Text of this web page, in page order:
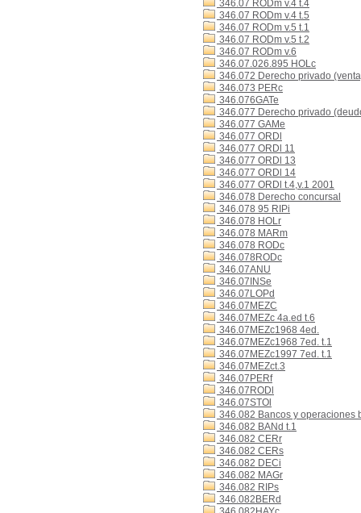
346.07 RODm v.4 t.4
346.07 RODm v.4 t.5
346.07 RODm v.5 t.1
346.07 RODm v.5 t.2
346.07 RODm v.6
346.07.026.895 HOLc
346.072 Derecho privado
346.073 PERc
346.076GATe
346.077 Derecho privado
346.077 GAMe
346.077 ORDl
346.077 ORDl 11
346.077 ORDl 13
346.077 ORDl 14
346.077 ORDl t.4,v.1 2001
346.078 Derecho concursal
346.078 95 RIPi
346.078 HOLr
346.078 MARm
346.078 RODc
346.078RODc
346.07ANU
346.07INSe
346.07LOPd
346.07MEZC
346.07MEZc 4a.ed t.6
346.07MEZc1968 4ed.
346.07MEZc1968 7ed. t.1
346.07MEZc1997 7ed. t.1
346.07MEZct.3
346.07PERf
346.07RODl
346.07STOl
346.082 Bancos y operaciones
346.082 BANd t.1
346.082 CERr
346.082 CERs
346.082 DECi
346.082 MAGr
346.082 RIPs
346.082BERd